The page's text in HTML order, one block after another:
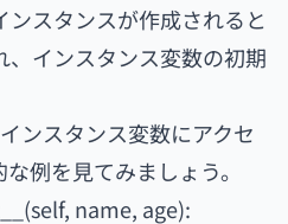
ンスタンスが作成されると
、インスタンス変数の初期
ンスタンス変数にアクセ
例を見てみましょう。
name, age):